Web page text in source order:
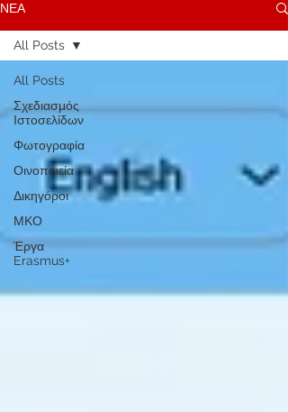
ΝΕΑ
All Posts
Σχεδιασμός
Ιστοσελίδων
Φωτογραφία
Οινοποιεία
Δικηγόροι
ΜΚΟ
Έργα
Erasmus+
All Posts